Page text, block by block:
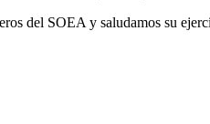
del SOEA y saludamos su